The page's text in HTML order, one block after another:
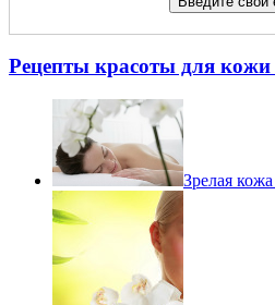
Рецепты красоты для кожи
Зрелая